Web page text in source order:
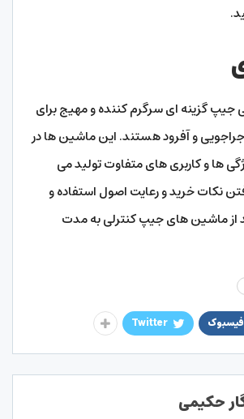
گزینه ای سرگرم کننده و مهیج برای
و آفرود هستند. این ماشین ها در
ها و کاربری های متفاوت تولید می
نکات خرید و رعایت اصول استفاده و
از ماشین های جیپ کنترلی به مدت
فیسبوک Twitter
حکیمی